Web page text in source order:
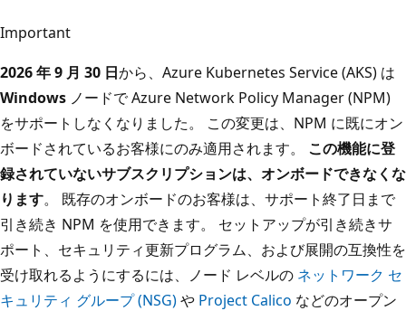
Important
2026 年 9 月 30 日から、Azure Kubernetes Service (AKS) は
Windows ノードで Azure Network Policy Manager (NPM)
をサポートしなくなりました。 この変更は、NPM に既にオン
ボードされているお客様にのみ適用されます。 この機能に登
録されていないサブスクリプションは、オンボードできなくな
ります。 既存のオンボードのお客様は、サポート終了日まで
引き続き NPM を使用できます。 セットアップが引き続きサ
ポート、セキュリティ更新プログラム、および展開の互換性を
受け取れるようにするには、ノード レベルの ネットワーク セ
キュリティ グループ (NSG)や Project Calico などのオープン